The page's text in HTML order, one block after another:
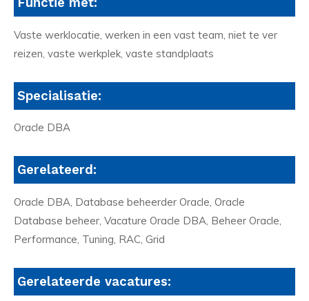
Vaste werklocatie, werken in een vast team, niet te ver
reizen, vaste werkplek, vaste standplaats
Specialisatie:
Oracle DBA
Gerelateerd:
Oracle DBA, Database beheerder Oracle, Oracle
Database beheer, Vacature Oracle DBA, Beheer Oracle,
Performance, Tuning, RAC, Grid
Gerelateerde vacatures: